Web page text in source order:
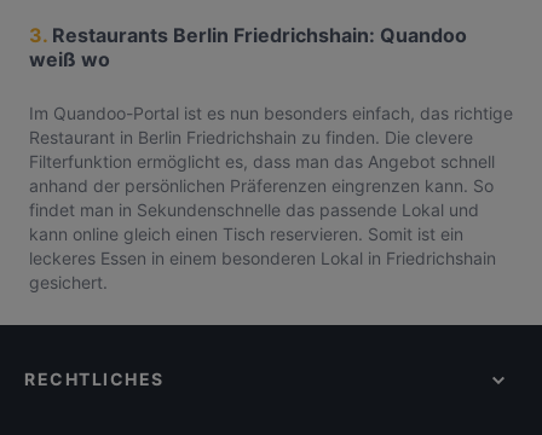
3. Restaurants Berlin Friedrichshain: Quandoo
weiß wo
Im Quandoo-Portal ist es nun besonders einfach, das richtige
Restaurant in Berlin Friedrichshain zu finden. Die clevere
Filterfunktion ermöglicht es, dass man das Angebot schnell
anhand der persönlichen Präferenzen eingrenzen kann. So
findet man in Sekundenschnelle das passende Lokal und
kann online gleich einen Tisch reservieren. Somit ist ein
leckeres Essen in einem besonderen Lokal in Friedrichshain
gesichert.
RECHTLICHES